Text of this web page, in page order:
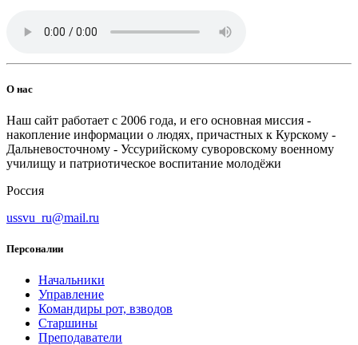
О нас
Наш сайт работает с 2006 года, и его основная миссия -
накопление информации о людях, причастных к Курскому -
Дальневосточному - Уссурийскому суворовскому военному
училищу и патриотическое воспитание молодёжи
Россия
ussvu_ru@mail.ru
Персоналии
Начальники
Управление
Командиры рот, взводов
Старшины
Преподаватели